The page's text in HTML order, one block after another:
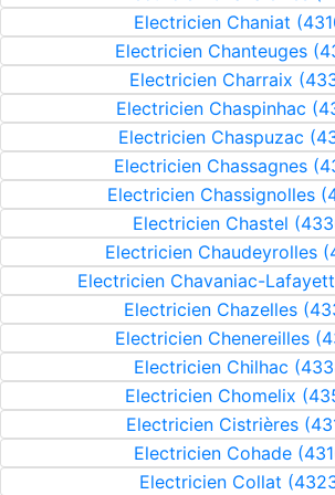
Electricien Chaniat
Electricien Chanteuges
Electricien Charraix
Electricien Chaspinhac
Electricien Chaspuzac
Electricien Chassagnes
Electricien Chassignolles
Electricien Chastel
Electricien Chaudeyrolles
Electricien Chavaniac-
Electricien Chazelles
Electricien Chenereilles
Electricien Chilhac
Electricien Chomelix
Electricien Cistrières
Electricien Cohade
Electricien Collat